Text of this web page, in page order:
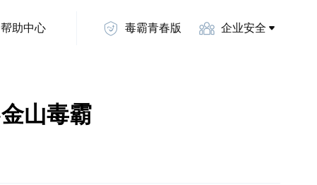
帮助中心 毒霸青春版 企业安全
山毒霸